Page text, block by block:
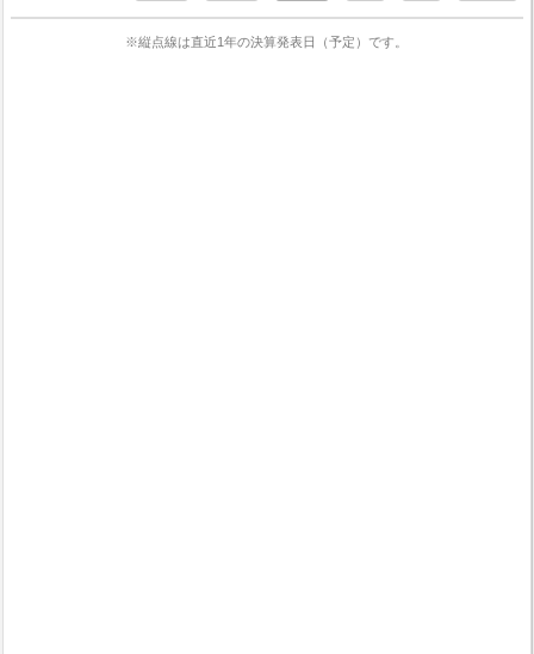
※縦点線は直近1年の決算発表日（予定）です。